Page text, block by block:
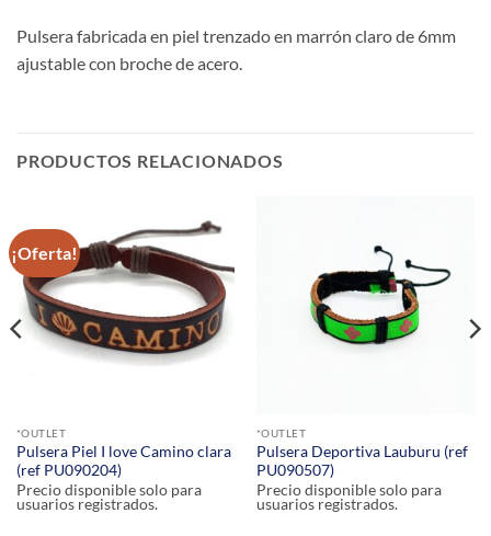
Pulsera fabricada en piel trenzado en marrón claro de 6mm
ajustable con broche de acero.
PRODUCTOS RELACIONADOS
¡Oferta!
*OUTLET
Pulsera Piel I love Camino clara
(ref PU090204)
Precio disponible solo para
usuarios registrados.
*OUTLET
Pulsera Deportiva Lauburu (ref
PU090507)
Precio disponible solo para
usuarios registrados.